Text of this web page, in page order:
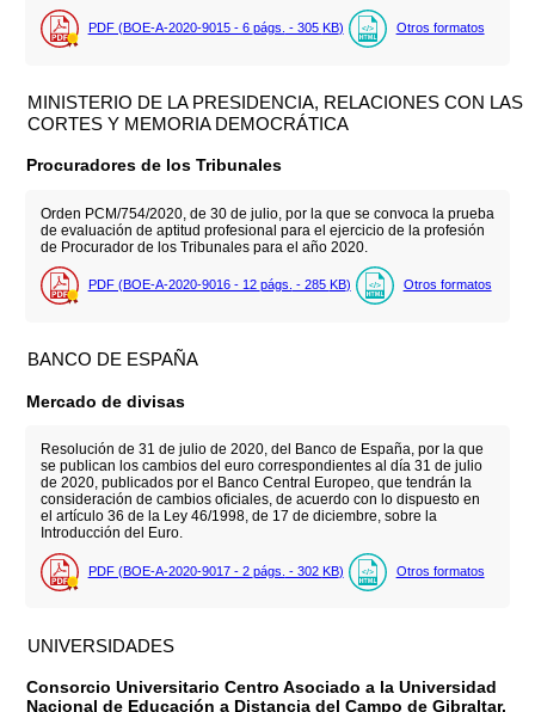
PDF (BOE-A-2020-9015 - 6 págs. - 305 KB) Otros formatos
MINISTERIO DE LA PRESIDENCIA, RELACIONES CON LAS
CORTES Y MEMORIA DEMOCRÁTICA
Procuradores de los Tribunales
Orden PCM/754/2020, de 30 de julio, por la que se convoca la prueba
de evaluación de aptitud profesional para el ejercicio de la profesión
de Procurador de los Tribunales para el año 2020.
PDF (BOE-A-2020-9016 - 12 págs. - 285 KB) Otros formatos
BANCO DE ESPAÑA
Mercado de divisas
Resolución de 31 de julio de 2020, del Banco de España, por la que
se publican los cambios del euro correspondientes al día 31 de julio
de 2020, publicados por el Banco Central Europeo, que tendrán la
consideración de cambios oficiales, de acuerdo con lo dispuesto en
el artículo 36 de la Ley 46/1998, de 17 de diciembre, sobre la
Introducción del Euro.
PDF (BOE-A-2020-9017 - 2 págs. - 302 KB) Otros formatos
UNIVERSIDADES
Consorcio Universitario Centro Asociado a la Universidad
Nacional de Educación a Distancia del Campo de Gibraltar.